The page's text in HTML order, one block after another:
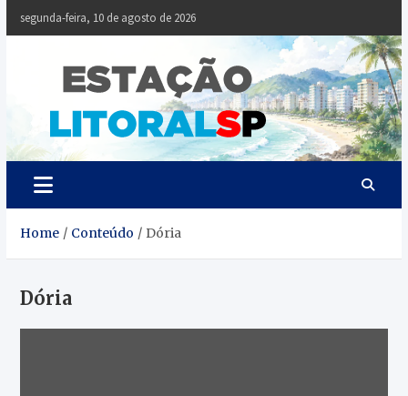
segunda-feira, 10 de agosto de 2026
Litoral
Notícias da
Baixada Santista
Home Conteúdo Dória
Dória